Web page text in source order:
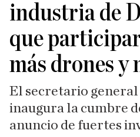
industria de
que
más drones y
El secretario general
inaugura la cumbre
anuncio de fuertes